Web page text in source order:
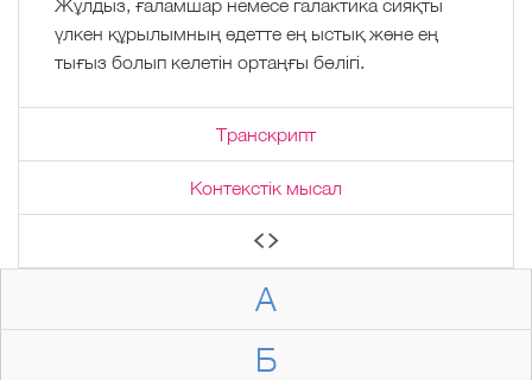
А
Б
Жұлдыз, ғаламшар немесе галактика сияқты
үлкен құрылымның әдетте ең ыстық және ең
тығыз болып келетін ортаңғы бөлігі.
Транскрипт
Контекстік мысал